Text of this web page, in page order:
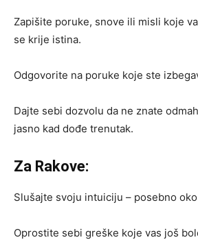
Zapišite poruke, snove ili misli koje
se krije istina.
Odgovorite na poruke koje ste
Dajte sebi dozvolu da ne znate
jasno kad dođe trenutak.
Za Rakove:
Slušajte svoju intuiciju – posebno
Oprostite sebi greške koje vas još